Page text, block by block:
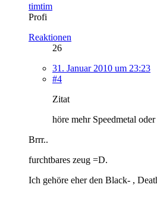
timtim
Profi
Reaktionen
26
31. Januar 2010 um 23:23
#4
Zitat
höre mehr Speedmetal
Brrr..
furchtbares zeug =D.
Ich gehöre eher den Black- ,